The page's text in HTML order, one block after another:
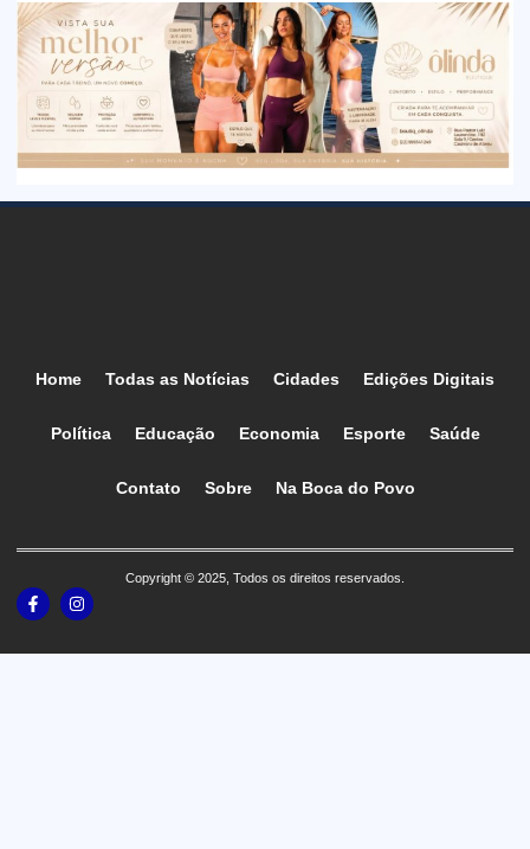
Home Todas as Notícias Cidades Edições Digitais
Política Educação Economia Esporte Saúde
Contato Sobre Na Boca do Povo
Copyright © 2025, Todos os direitos reservados.